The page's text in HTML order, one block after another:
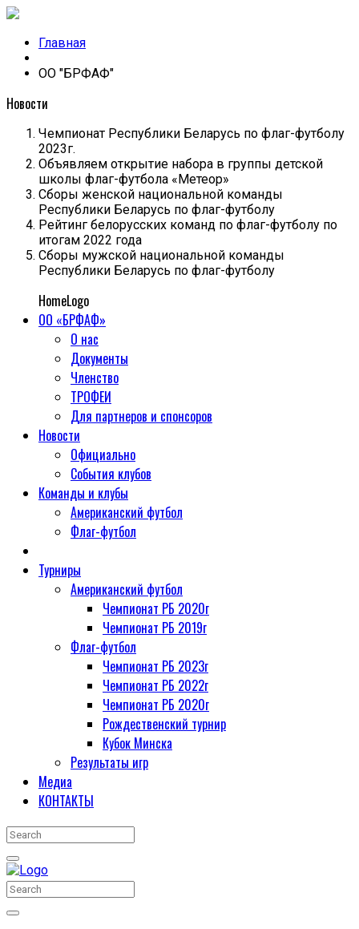
Главная
ОО "БРФАФ"
Новости
Чемпионат Республики Беларусь по флаг-футболу
2023г.
Объявляем открытие набора в группы детской
школы флаг-футбола «Метеор»
Cборы женской национальной команды
Республики Беларусь по флаг-футболу
Рейтинг белорусских команд по флаг-футболу по
итогам 2022 года
Cборы мужской национальной команды
Республики Беларусь по флаг-футболу
HomeLogo
ОО «БРФАФ»
О нас
Документы
Членство
ТРОФЕИ
Для партнеров и спонсоров
Новости
Официально
События клубов
Команды и клубы
Американский футбол
Флаг-футбол
Турниры
Американский футбол
Чемпионат РБ 2020г
Чемпионат РБ 2019г
Флаг-футбол
Чемпионат РБ 2023г
Чемпионат РБ 2022г
Чемпионат РБ 2020г
Рождественский турнир
Кубок Минска
Результаты игр
Медиа
КОНТАКТЫ